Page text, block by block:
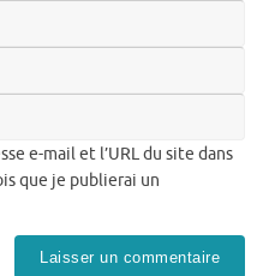
e-mail et l’URL du site dans
que je publierai un